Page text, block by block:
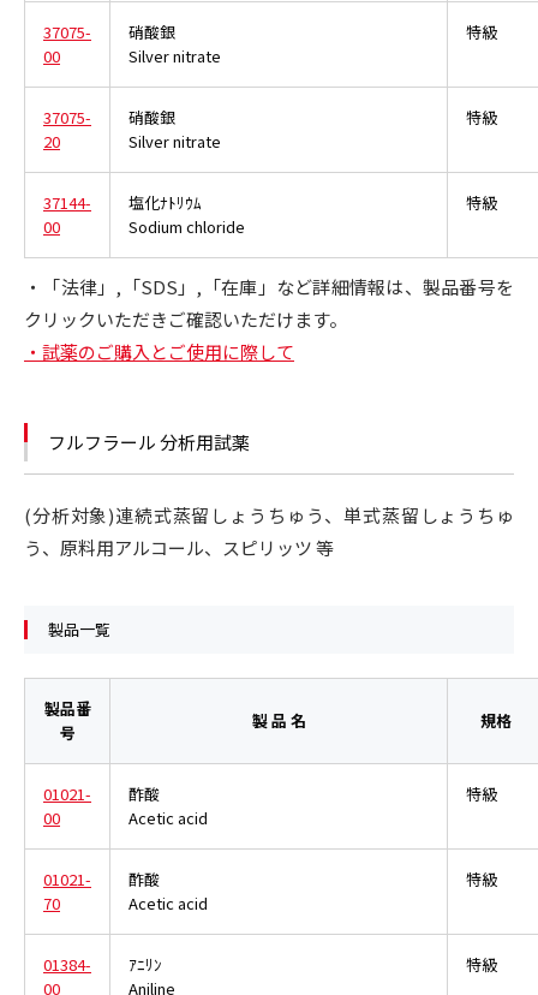
37075-
00
硝酸銀
Silver nitrate
特級
37075-
20
硝酸銀
Silver nitrate
特級
37144-
00
塩化ﾅﾄﾘｳﾑ
Sodium chloride
特級
・「法律」,「SDS」,「在庫」など詳細情報は、製品番号を
クリックいただきご確認いただけます。
・試薬のご購入とご使用に際して
フルフラール 分析用試薬
(分析対象)連続式蒸留しょうちゅう、単式蒸留しょうちゅ
う、原料用アルコール、スピリッツ 等
製品一覧
製品番
号
製 品 名 規格
01021-
00
酢酸
Acetic acid
特級
01021-
70
酢酸
Acetic acid
特級
01384-
00
ｱﾆﾘﾝ
Aniline
特級